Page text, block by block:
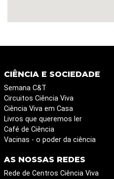
CIÊNCIA E SOCIEDADE
Semana C&T
Circuitos Ciência Viva
Ciência Viva em Casa
Livros que queremos ler
Café de Ciência
Vacinas - o poder da ciência
AS NOSSAS REDES
Rede de Centros Ciência Viva